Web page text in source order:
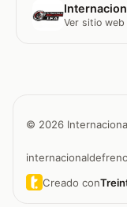
Ver sitio
© 2026
Creado con